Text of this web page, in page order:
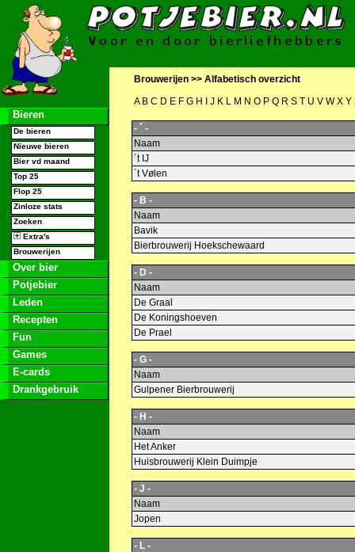
Bieren
De bieren
Nieuwe bieren
Bier vd maand
Top 25
Flop 25
Zinloze stats
Zoeken
Extra's
Brouwerijen
Over bier
Potjebier
Leden
Recepten
Fun
Games
E-cards
Drankgebruik
Brouwerijen >> Alfabetisch overzicht
A B C D E F G H J K L M N O P Q R S T U V W X Y
- ´ -
Naam
´t IJ
´t Vølen
- B -
Naam
Bavik
Bierbrouwerij Hoekschewaard
- D -
Naam
De Graal
De Koningshoeven
De Prael
- G -
Naam
Gulpener Bierbrouwerij
- H -
Naam
Het Anker
Huisbrouwerij Klein Duimpje
- J -
Naam
Jopen
- L -